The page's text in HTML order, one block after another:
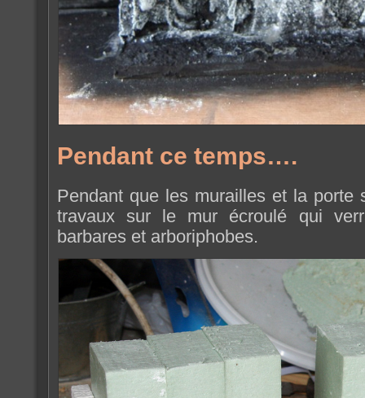
Pendant ce temps….
Pendant que les murailles et la porte
travaux sur le mur écroulé qui
barbares et arboriphobes.